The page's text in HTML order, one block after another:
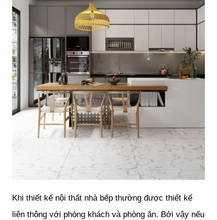
Khi thiết kế nội thất nhà bếp thường được thiết kế
liên thông với phòng khách và phòng ăn. Bởi vậy nếu